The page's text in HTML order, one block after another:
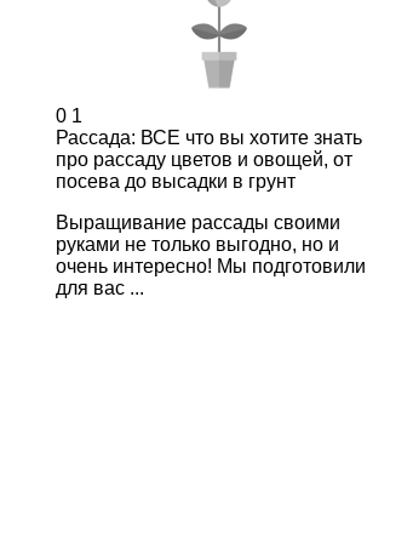
0 1
Рассада: ВСЕ что вы хотите знать
про рассаду цветов и овощей, от
посева до высадки в грунт
Выращивание рассады своими
руками не только выгодно, но и
очень интересно! Мы подготовили
для вас ...